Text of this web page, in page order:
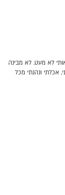
אותי לא מעט. לא מבינה
אכלתי ונהנתי מכל